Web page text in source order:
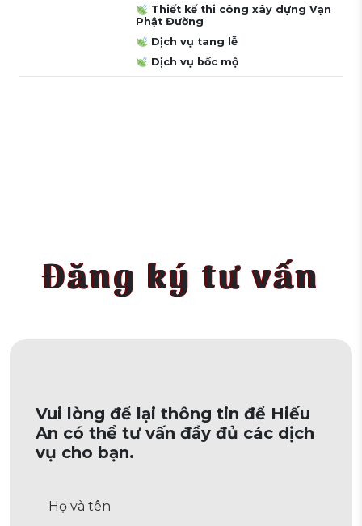
Thiết kế thi công xây dựng Vạn
Phật Đường
Dịch vụ tang lễ
Dịch vụ bốc mộ
Đăng ký tư vấn
Vui lòng để lại thông tin để Hiếu
An có thể tư vấn đầy đủ các dịch
vụ cho bạn.